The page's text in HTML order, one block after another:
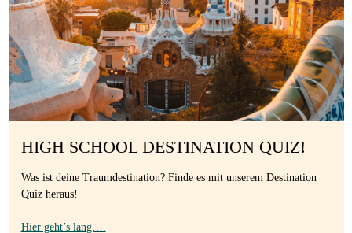
HIGH SCHOOL DESTINATION QUIZ!
Was ist deine Traumdestination? Finde es mit unserem Destination
Quiz heraus!
Hier geht’s lang….